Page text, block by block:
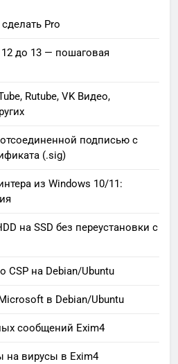
Pro
до 13 — пошаговая
Rutube, VK Видео,
подписью с
(.sig)
из Windows 10/11:
на SSD без переустановки с
CSP на Debian/Ubuntu
в Debian/Ubuntu
сообщений Exim4
на вирусы в Exim4